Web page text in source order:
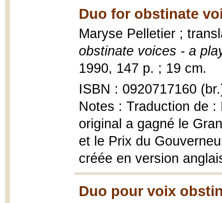
Duo for obstinate
Maryse Pelletier ;
obstinate voices - a
1990, 147 p. ; 19 cm.
ISBN : 0920717160
Notes : Traduction de
original a gagné le
et le Prix du
créée en version
Duo pour voix